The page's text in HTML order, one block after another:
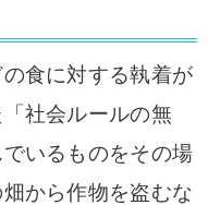
食に対する執着が
社会ルールの無
いるものをその場
から作物を盗むな